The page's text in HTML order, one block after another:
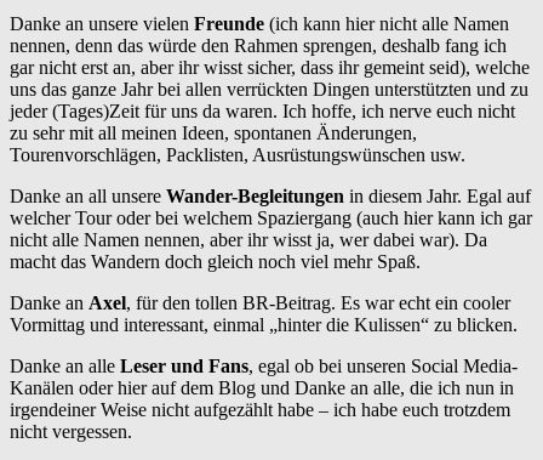
Danke an unsere vielen Freunde (ich kann hier nicht alle Namen
nennen, denn das würde den Rahmen sprengen, deshalb fang ich
gar nicht erst an, aber ihr wisst sicher, dass ihr gemeint seid), welche
uns das ganze Jahr bei allen verrückten Dingen unterstützten und zu
jeder (Tages)Zeit für uns da waren. Ich hoffe, ich nerve euch nicht
zu sehr mit all meinen Ideen, spontanen Änderungen,
Tourenvorschlägen, Packlisten, Ausrüstungswünschen usw.
Danke an all unsere Wander-Begleitungen in diesem Jahr. Egal auf
welcher Tour oder bei welchem Spaziergang (auch hier kann ich gar
nicht alle Namen nennen, aber ihr wisst ja, wer dabei war). Da
macht das Wandern doch gleich noch viel mehr Spaß.
Danke an Axel, für den tollen BR-Beitrag. Es war echt ein cooler
Vormittag und interessant, einmal „hinter die Kulissen“ zu blicken.
Danke an alle Leser und Fans, egal ob bei unseren Social Media-
Kanälen oder hier auf dem Blog und Danke an alle, die ich nun in
irgendeiner Weise nicht aufgezählt habe – ich habe euch trotzdem
nicht vergessen.